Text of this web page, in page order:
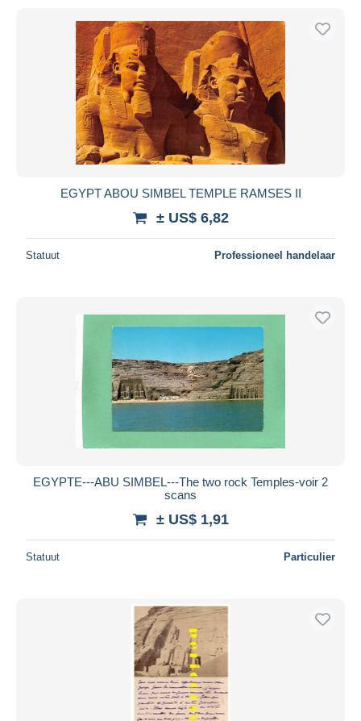
EGYPT ABOU SIMBEL TEMPLE RAMSES II
± US$ 6,82
Statuut Professioneel handelaar
EGYPTE---ABU SIMBEL---The two rock Temples-voir 2
scans
± US$ 1,91
Statuut Particulier